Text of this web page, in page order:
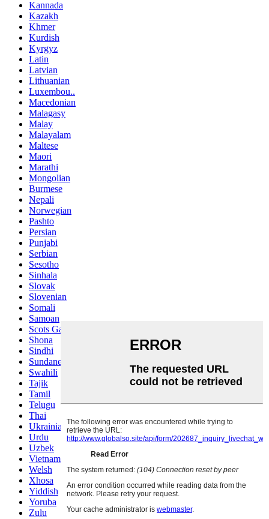
Kannada
Kazakh
Khmer
Kurdish
Kyrgyz
Latin
Latvian
Lithuanian
Luxembou..
Macedonian
Malagasy
Malay
Malayalam
Maltese
Maori
Marathi
Mongolian
Burmese
Nepali
Norwegian
Pashto
Persian
Punjabi
Serbian
Sesotho
Sinhala
Slovak
Slovenian
Somali
Samoan
Scots Gaelic
Shona
Sindhi
Sundanese
Swahili
Tajik
Tamil
Telugu
Thai
Ukrainian
Urdu
Uzbek
Vietnamese
Welsh
Xhosa
Yiddish
Yoruba
Zulu